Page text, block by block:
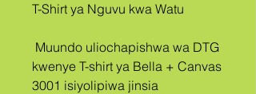
T-Shirt ya Nguvu kwa Watu
kwenye T-shirt ya Bella + Canvas
3001 isiyolipiwa jinsia